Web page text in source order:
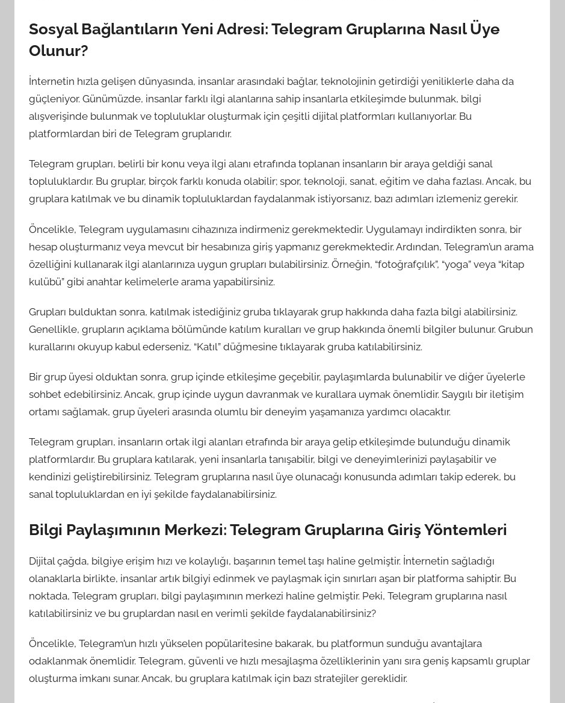
Sosyal Bağlantıların Yeni Adresi: Telegram Gruplarına Nasıl Üye
Olunur?
İnternetin hızla gelişen dünyasında, insanlar arasındaki bağlar, teknolojinin getirdiği yeniliklerle daha da
güçleniyor. Günümüzde, insanlar farklı ilgi alanlarına sahip insanlarla etkileşimde bulunmak, bilgi
alışverişinde bulunmak ve topluluklar oluşturmak için çeşitli dijital platformları kullanıyorlar. Bu
platformlardan biri de Telegram gruplarıdır.
Telegram grupları, belirli bir konu veya ilgi alanı etrafında toplanan insanların bir araya geldiği sanal
topluluklardır. Bu gruplar, birçok farklı konuda olabilir; spor, teknoloji, sanat, eğitim ve daha fazlası. Ancak, bu
gruplara katılmak ve bu dinamik topluluklardan faydalanmak istiyorsanız, bazı adımları izlemeniz gerekir.
Öncelikle, Telegram uygulamasını cihazınıza indirmeniz gerekmektedir. Uygulamayı indirdikten sonra, bir
hesap oluşturmanız veya mevcut bir hesabınıza giriş yapmanız gerekmektedir. Ardından, Telegram’un arama
özelliğini kullanarak ilgi alanlarınıza uygun grupları bulabilirsiniz. Örneğin, “fotoğrafçılık”, “yoga” veya “kitap
kulübü” gibi anahtar kelimelerle arama yapabilirsiniz.
Grupları bulduktan sonra, katılmak istediğiniz gruba tıklayarak grup hakkında daha fazla bilgi alabilirsiniz.
Genellikle, grupların açıklama bölümünde katılım kuralları ve grup hakkında önemli bilgiler bulunur. Grubun
kurallarını okuyup kabul ederseniz, “Katıl” düğmesine tıklayarak gruba katılabilirsiniz.
Bir grup üyesi olduktan sonra, grup içinde etkileşime geçebilir, paylaşımlarda bulunabilir ve diğer üyelerle
sohbet edebilirsiniz. Ancak, grup içinde uygun davranmak ve kurallara uymak önemlidir. Saygılı bir iletişim
ortamı sağlamak, grup üyeleri arasında olumlu bir deneyim yaşamanıza yardımcı olacaktır.
Telegram grupları, insanların ortak ilgi alanları etrafında bir araya gelip etkileşimde bulunduğu dinamik
platformlardır. Bu gruplara katılarak, yeni insanlarla tanışabilir, bilgi ve deneyimlerinizi paylaşabilir ve
kendinizi geliştirebilirsiniz. Telegram gruplarına nasıl üye olunacağı konusunda adımları takip ederek, bu
sanal topluluklardan en iyi şekilde faydalanabilirsiniz.
Bilgi Paylaşımının Merkezi: Telegram Gruplarına Giriş Yöntemleri
Dijital çağda, bilgiye erişim hızı ve kolaylığı, başarının temel taşı haline gelmiştir. İnternetin sağladığı
olanaklarla birlikte, insanlar artık bilgiyi edinmek ve paylaşmak için sınırları aşan bir platforma sahiptir. Bu
noktada, Telegram grupları, bilgi paylaşımının merkezi haline gelmiştir. Peki, Telegram gruplarına nasıl
katılabilirsiniz ve bu gruplardan nasıl en verimli şekilde faydalanabilirsiniz?
Öncelikle, Telegram’un hızlı yükselen popülaritesine bakarak, bu platformun sunduğu avantajlara
odaklanmak önemlidir. Telegram, güvenli ve hızlı mesajlaşma özelliklerinin yanı sıra geniş kapsamlı gruplar
oluşturma imkanı sunar. Ancak, bu gruplara katılmak için bazı stratejiler gereklidir.